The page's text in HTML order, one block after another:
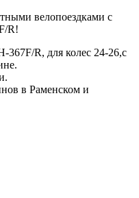
велопоездками с
R!
R, для колес 24-26,с
в Раменском и